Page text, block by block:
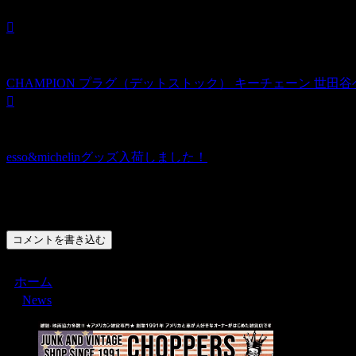
CHAMPION プラグ（デットストック） キーチェーン 世田谷
esso&michelinグッズ入荷しました！
コメントを書き込む
ホーム
News